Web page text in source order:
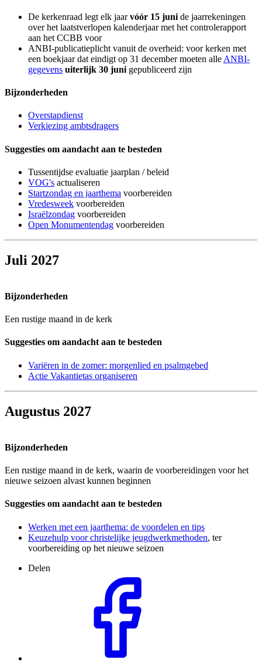
De kerkenraad legt elk jaarvóór 15 juni de jaarrekeningen
over het laatstverlopen kalenderjaar met het controlerapport
aan het CCBB voor
ANBI-publicatieplicht vanuit de overheid: voor kerken met
een boekjaar dat eindigt op 31 december moeten alle ANBI-
gegevens uiterlijk 30 juni gepubliceerd zijn
Bijzonderheden
Overstapdienst
Verkiezing ambtsdragers
Suggesties om aandacht aan te besteden
Tussentijdse evaluatie jaarplan / beleid
VOG's actualiseren
Startzondag en jaarthema voorbereiden
Vredesweek voorbereiden
Israëlzondag voorbereiden
Open Monumentendag voorbereiden
Juli 2027
Bijzonderheden
Een rustige maand in de kerk
Suggesties om aandacht aan te besteden
Variëren in de zomer: morgenlied en psalmgebed
Actie Vakantietas organiseren
Augustus 2027
Bijzonderheden
Een rustige maand in de kerk, waarin de voorbereidingen voor het
nieuwe seizoen alvast kunnen beginnen
Suggesties om aandacht aan te besteden
Werken met een jaarthema: de voordelen en tips
Keuzehulp voor christelijke jeugdwerkmethoden, ter
voorbereiding op het nieuwe seizoen
Delen